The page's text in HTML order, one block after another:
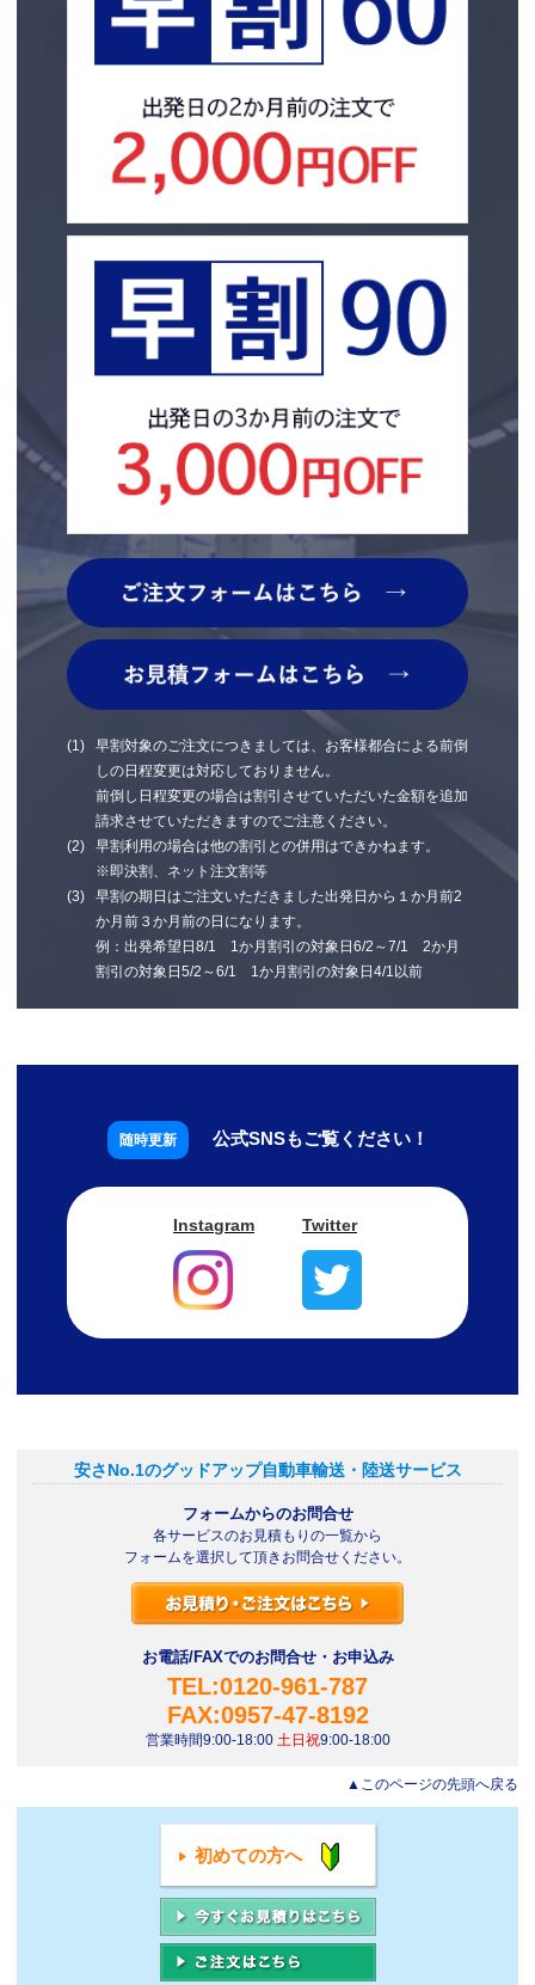
早割対象のご注文につきましては、お客様都合による前倒
しの日程変更は対応しておりません。
前倒し日程変更の場合は割引させていただいた金額を追加
請求させていただきますのでご注意ください。
早割利用の場合は他の割引との併用はできかねます。
※即決割、ネット注文割等
早割の期日はご注文いただきました出発日から１か月前2
か月前３か月前の日になります。
例：出発希望日8/1 1か月割引の対象日6/2～7/1 2か月
割引の対象日5/2～6/1 1か月割引の対象日4/1以前
公式SNSもご覧ください！
Instagram Twitter
安さNo.1のグッドアップ自動車輸送・陸送サービス
フォームからのお問合せ
各サービスのお見積もりの一覧から
フォームを選択して頂きお問合せください。
お電話/FAXでのお問合せ・お申込み
TEL:0120-961-787
FAX:0957-47-8192
営業時間9:00-18:00 土日祝9:00-18:00
▲このページの先頭へ戻る
初めての方へ